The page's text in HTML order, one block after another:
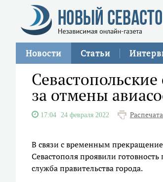
Новости Статьи
за отмены
17:04 24 февраля 2022
В связи с временным
Севастополя проявили
служба правительства города.